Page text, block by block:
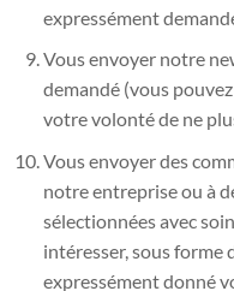
expressément
Vous envoyer notre
demandé (vous
votre volonté de ne
Vous envoyer des
notre entreprise ou à
sélectionnées avec
intéresser, sous forme
expressément donné